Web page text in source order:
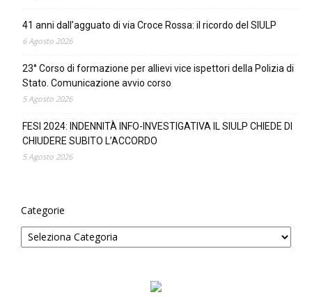
41 anni dall’agguato di via Croce Rossa: il ricordo del SIULP
6 Agosto 2026
23° Corso di formazione per allievi vice ispettori della Polizia di
Stato. Comunicazione avvio corso
5 Agosto 2026
FESI 2024: INDENNITÀ INFO-INVESTIGATIVA IL SIULP CHIEDE DI
CHIUDERE SUBITO L’ACCORDO
5 Agosto 2026
Categorie